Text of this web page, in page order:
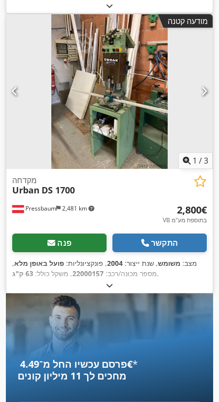
מודעה קטנה
1 /3
Pressbaum 2,481 km
מקדחה
Urban DS 1700
‏2,800 ‏€
VB בתוספת מע"מ
פנה התקשר
מצב: משומש, שנת ייצור: 2004, פונקציונליות: פועל באופן מלא,
מספר מכונה/רכב: 22000157, משקל כולל: 63 ק"ג ,
פרסם עכשיו החל מ־‏4.49 ‏€*
מחכים לך 11 מיליון קונים